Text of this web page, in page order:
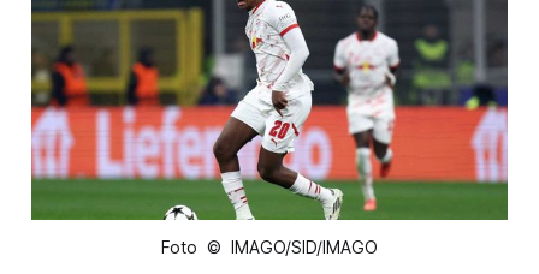
Foto © IMAGO/SID/IMAGO